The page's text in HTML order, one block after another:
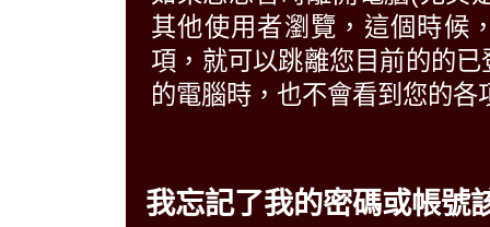
其他使用者瀏覽，這個時候
項，就可以跳離您目前的的
的電腦時，也不會看到您的各
我忘記了我的密碼或帳號